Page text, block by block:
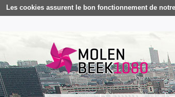
Les cookies assurent le bon fonctionnement de